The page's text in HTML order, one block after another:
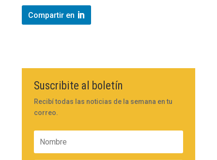
Compartir en
Suscribite al boletín
Recibí todas las noticias de la semana en tu
correo.